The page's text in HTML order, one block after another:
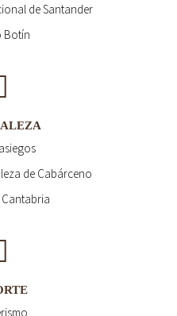
de Santander
Botín
de Cabárceno
Cantabria